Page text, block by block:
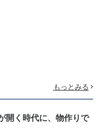
もっとみる
開く時代に、物作りで